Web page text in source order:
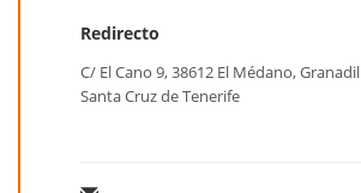
Redirecto
C/ El Cano 9, 38612 El Médano,
Santa Cruz de Tenerife